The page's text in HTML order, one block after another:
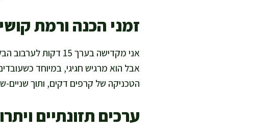
זמני הכנה ורמת קושי
אבל הוא מרגיש חגיגי, במיוחד
הטכניקה של קרפים דקים, ותוך שניים-
ערכים תזונתיים